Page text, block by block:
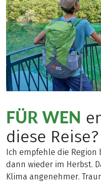
FÜR WEN
diese Reise?
Ich empfehle die
dann wieder im Herbst.
Klima angenehmer.